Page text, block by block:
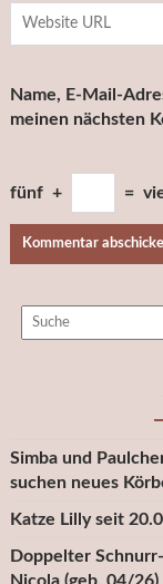
Name, E-Mail-
meinen nächsten
fünf + =
Simba und
suchen neues
Katze Lilly seit
Doppelter
Nicola (geb. 04/